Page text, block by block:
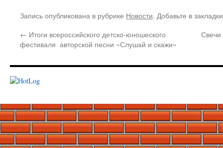
Запись опубликована в рубрике Новости. Добавьте в
← Итоги всероссийского детско-юношеского
фестиваля авторской песни «Слушай и скажи»